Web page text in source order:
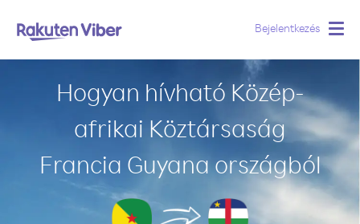
Bejelentkezés
Hogyan hívható Közép-
afrikai Köztársaság
Francia Guyana országból